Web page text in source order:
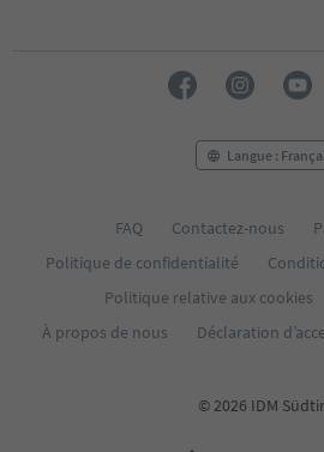
Langue :
FAQ Contactez-nous
Politique de confidentialité
Politique relative aux cookies
À propos de nous
Déclaration
© 2026 IDM